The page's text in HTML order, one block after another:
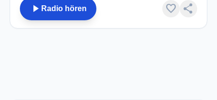
play_arrow Radio hören favorite share